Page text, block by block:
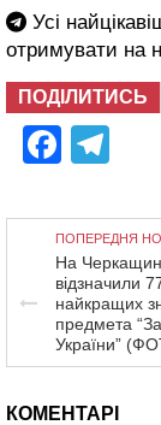
Усі
отримувати на
ПОДІЛИТИСЬ
ПОПЕРЕДНЯ
На
відзначили
найкращих
предмета
України”
КОМЕНТАРІ